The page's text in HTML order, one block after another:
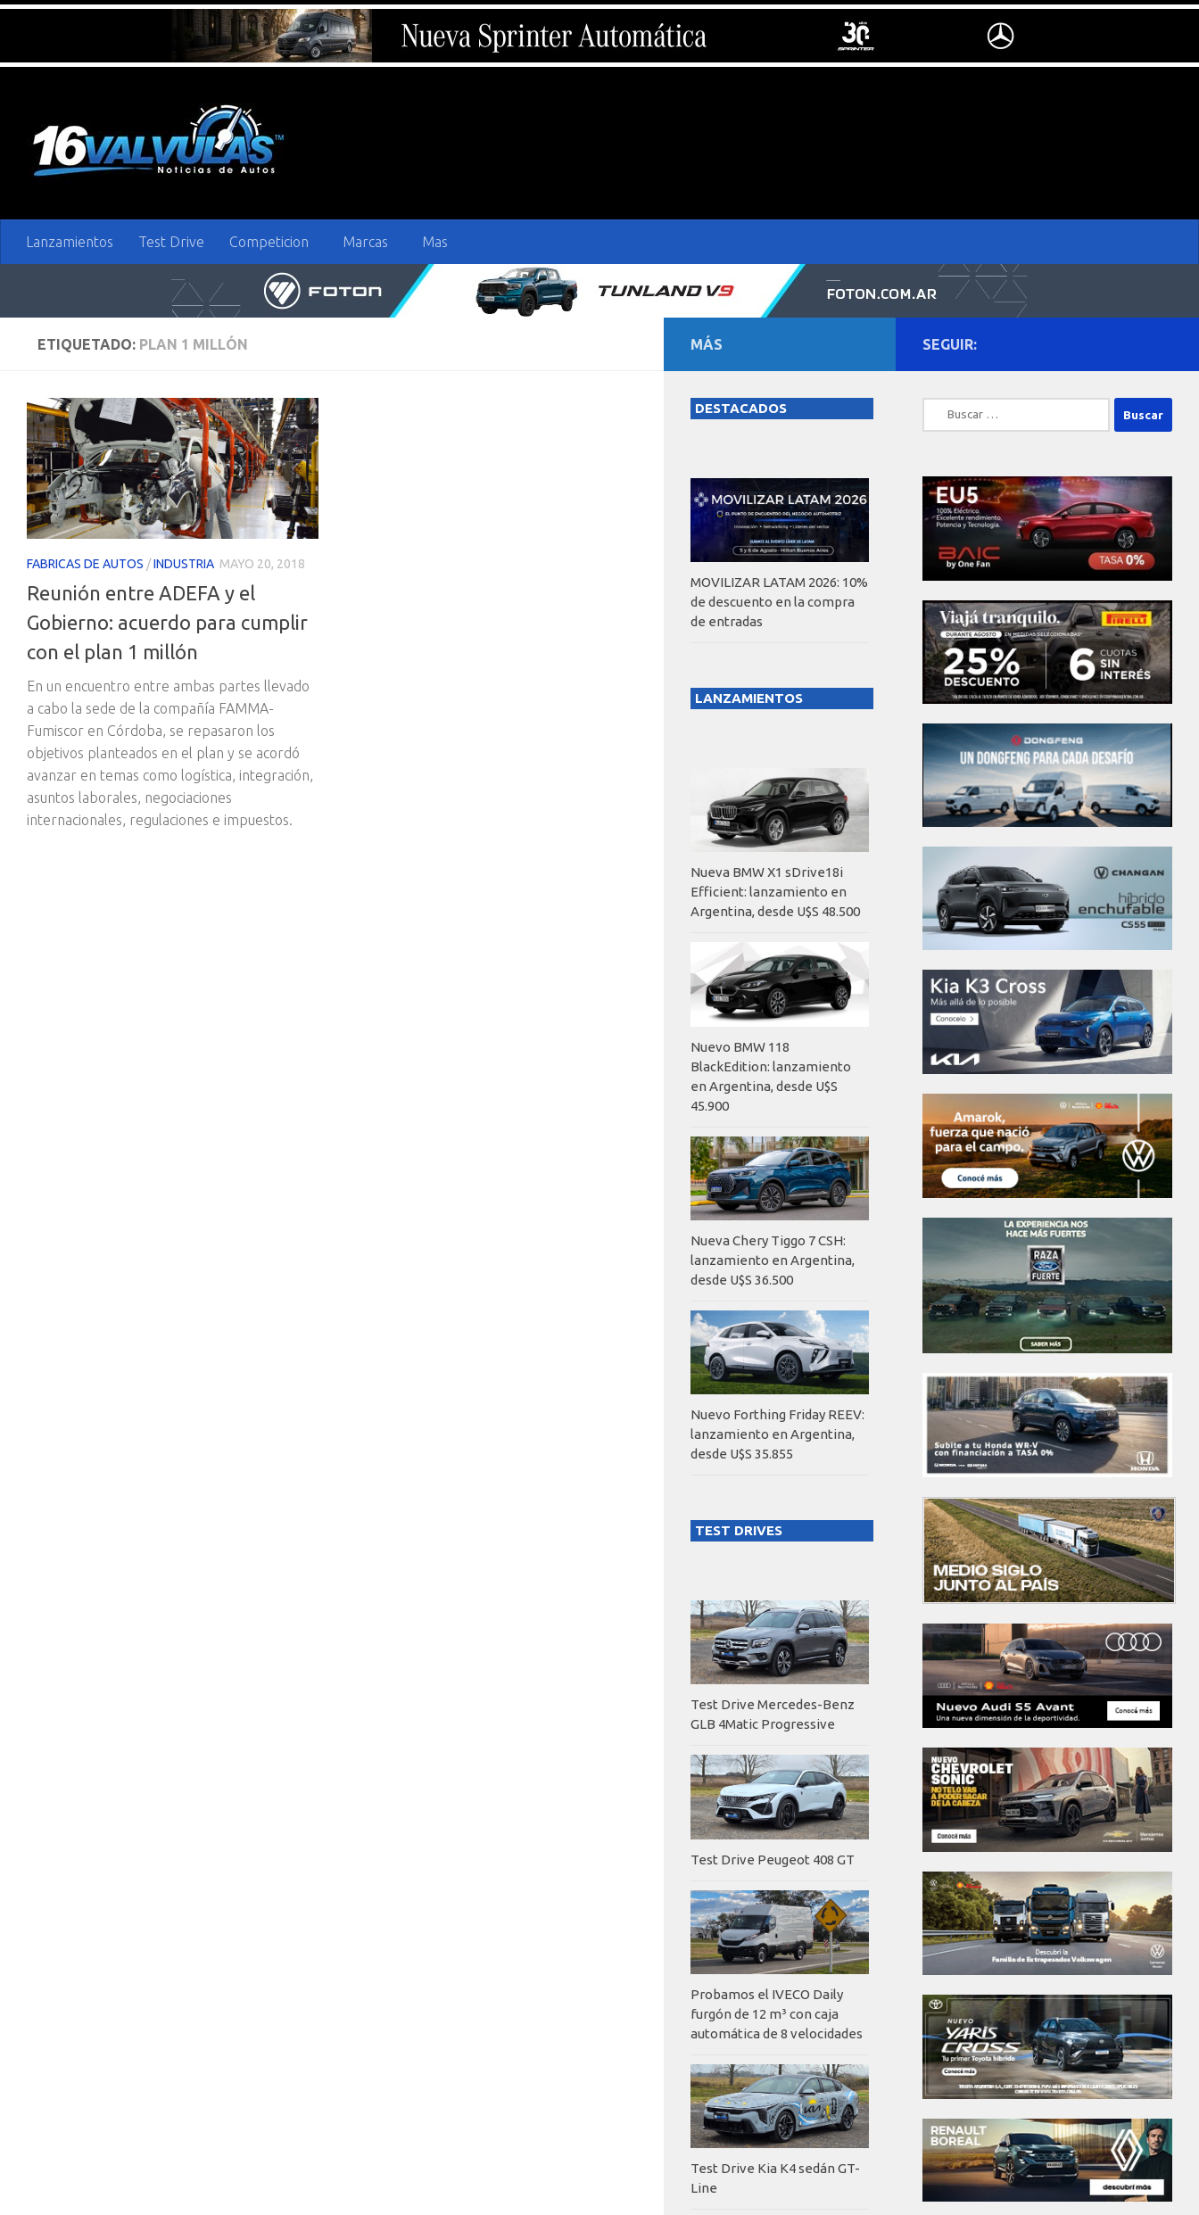
Lanzamientos Test Drive Competicion Marcas Mas
ETIQUETADO: PLAN 1 MILLÓN
FABRICAS DE AUTOS /INDUSTRIA MAYO 20, 2018
Reunión entre ADEFA y el
Gobierno: acuerdo para cumplir
con el plan 1 millón
En un encuentro entre ambas partes llevado
a cabo la sede de la compañía FAMMA-
Fumiscor en Córdoba, se repasaron los
objetivos planteados en el plan y se acordó
avanzar en temas como logística, integración,
asuntos laborales, negociaciones
internacionales, regulaciones e impuestos.
SEGUIR:
Buscar:
MÁS
DESTACADOS
MOVILIZAR LATAM 2026: 10%
de descuento en la compra
de entradas
LANZAMIENTOS
Nueva BMW X1 sDrive18i
Efficient: lanzamiento en
Argentina, desde U$S 48.500
Nuevo BMW 118
BlackEdition: lanzamiento
en Argentina, desde U$S
45.900
Nueva Chery Tiggo 7 CSH:
lanzamiento en Argentina,
desde U$S 36.500
Nuevo Forthing Friday REEV:
lanzamiento en Argentina,
desde U$S 35.855
TEST DRIVES
Test Drive Mercedes-Benz
GLB 4Matic Progressive
Test Drive Peugeot 408 GT
Probamos el IVECO Daily
furgón de 12 m³ con caja
automática de 8 velocidades
Test Drive Kia K4 sedán GT-
Line